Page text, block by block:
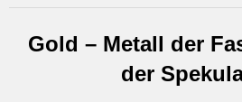
Gold – Metall der
der